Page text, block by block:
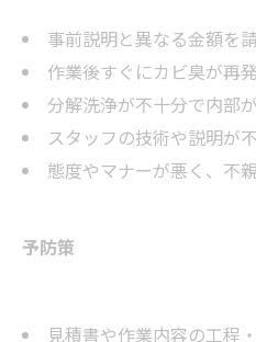
事前説明と異なる金額を
作業後すぐにカビ臭が再
分解洗浄が不十分で内部
スタッフの技術や説明が
態度やマナーが悪く、不
予防策
見積書や作業内容の工程